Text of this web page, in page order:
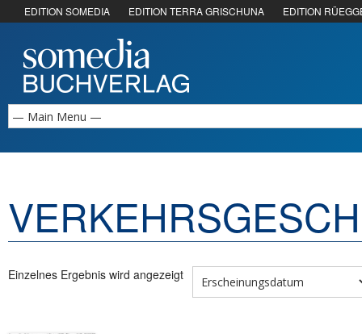
EDITION SOMEDIA EDITION TERRA GRISCHUNA EDITION
Einzelnes Ergebnis wird angezeigt